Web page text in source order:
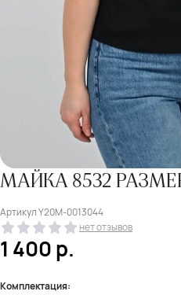
МАЙКА 8532
АртикулY20M-0013044
нет отзывов
1 400р.
Комплектация: